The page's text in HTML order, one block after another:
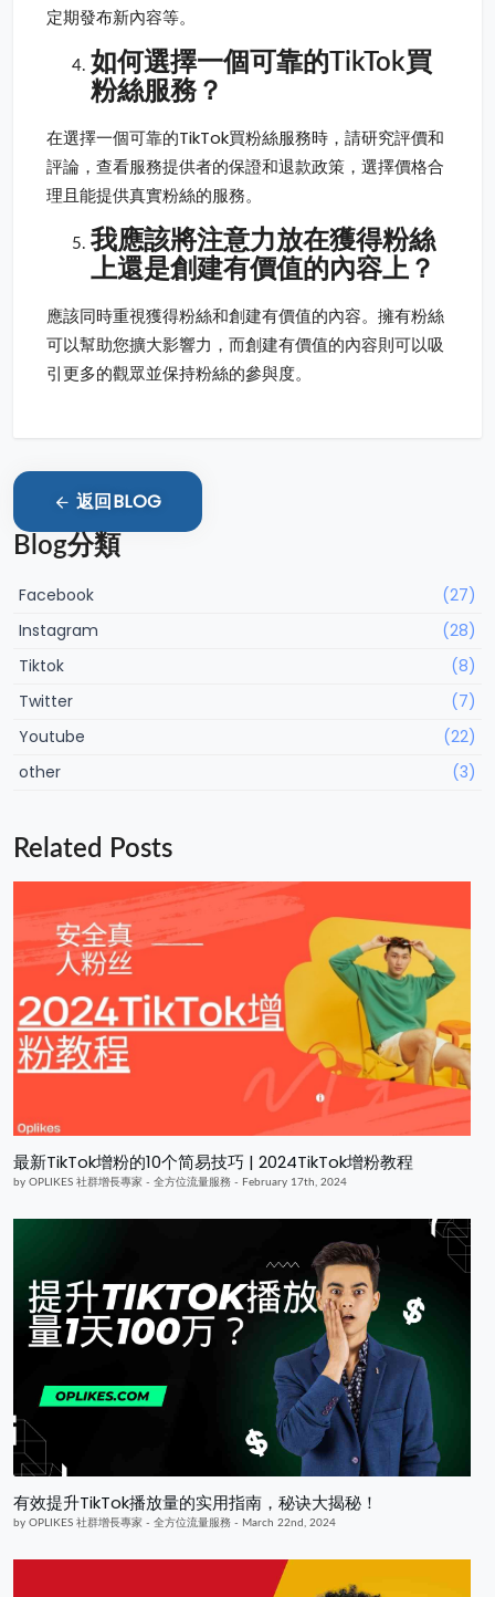
定期發布新內容等。
如何選擇一個可靠的TikTok買
粉絲服務？
在選擇一個可靠的TikTok買粉絲服務時，請研究評價和
評論，查看服務提供者的保證和退款政策，選擇價格合
理且能提供真實粉絲的服務。
我應該將注意力放在獲得粉絲
上還是創建有價值的內容上？
應該同時重視獲得粉絲和創建有價值的內容。擁有粉絲
可以幫助您擴大影響力，而創建有價值的內容則可以吸
引更多的觀眾並保持粉絲的參與度。
返回BLOG
Blog分類
Facebook
(27)
Instagram
(28)
Tiktok
(8)
Twitter
(7)
Youtube
(22)
other
(3)
Related Posts
最新TikTok增粉的10个简易技巧 | 2024TikTok增粉教程
by OPLIKES 社群增長專家 - 全方位流量服務 - February 17th, 2024
有效提升TikTok播放量的实用指南，秘诀大揭秘！
by OPLIKES 社群增長專家 - 全方位流量服務 - March 22nd, 2024